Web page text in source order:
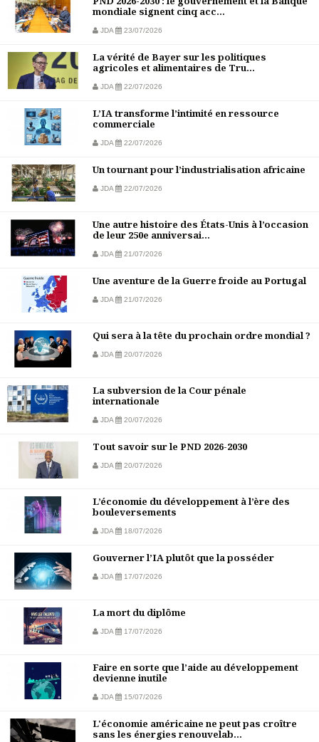
mondiale signent cinq acc...
JDA 23/07/2026
La vérité de Bayer sur les politiques
agricoles et alimentaires de Tru...
JDA 22/07/2026
L’IA transforme l’intimité en ressource
commerciale
JDA 22/07/2026
Un tournant pour l’industrialisation africaine
JDA 22/07/2026
Une autre histoire des États-Unis à l’occasion
de leur 250e anniversai...
JDA 21/07/2026
Une aventure de la Guerre froide au Portugal
JDA 21/07/2026
Qui sera à la tête du prochain ordre mondial ?
JDA 20/07/2026
La subversion de la Cour pénale
internationale
JDA 20/07/2026
Tout savoir sur le PND 2026-2030
JDA 20/07/2026
L’économie du développement à l’ère des
bouleversements
JDA 18/07/2026
Gouverner l’IA plutôt que la posséder
JDA 17/07/2026
La mort du diplôme
JDA 17/07/2026
Faire en sorte que l’aide au développement
devienne inutile
JDA 15/07/2026
L'économie américaine ne peut pas croître
sans les énergies renouvelab...